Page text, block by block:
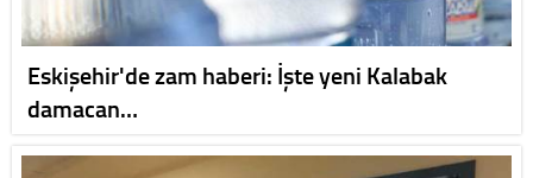
Eskişehir'de zam haberi: İşte yeni Kalabak
damacan…